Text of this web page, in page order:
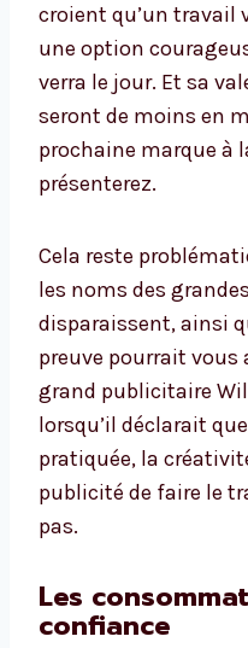
croient qu’un travail
une option
verra le jour. Et sa
seront de moins en
prochaine marque à
présenterez.
Cela reste
les noms des
disparaissent, ainsi
preuve pourrait vous
grand publicitaire
lorsqu’il déclarait
pratiquée, la
publicité de faire le
pas.
Les
confiance